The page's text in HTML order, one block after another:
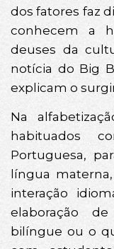
dos fatores faz
conhecem a
deuses da
notícia do Big
explicam o
Na
habituados
Portuguesa,
língua
interação
elaboração
bilíngue ou o